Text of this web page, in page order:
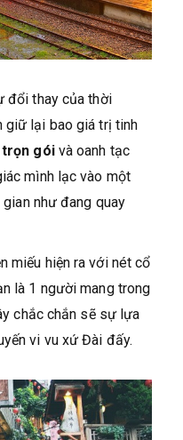
đổi thay của thời
giữ lại bao giá trị tinh
trọn góivà oanh tạc
mình lạc vào một
như đang quay
miếu hiện ra với nét cổ
là 1 người mang trong
chắc chắn sẽ sự lựa
vi vu xứ Đài đấy.